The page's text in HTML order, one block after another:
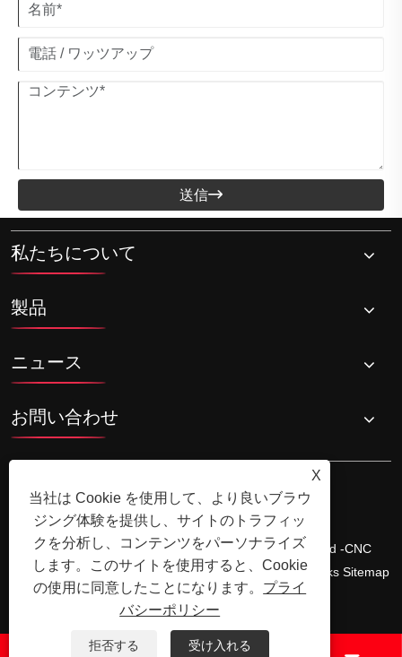
送信
私たちについて
製品
ニュース
お問い合わせ
Copyright©Ningbo Shengfa Hardware Factory Limited -CNC
Machining、Forging Service -All Rights Reserved。
Links Sitemap
RSS XML プライバシーポリシー
X
当社は Cookie を使用して、より良いブラウ
ジング体験を提供し、サイトのトラフィッ
クを分析し、コンテンツをパーソナライズ
します。このサイトを使用すると、Cookie
の使用に同意したことになります。 プライ
バシーポリシー
拒否する 受け入れる